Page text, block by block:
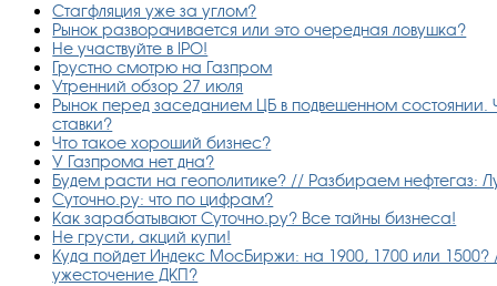
Стагфляция уже за углом?
Рынок разворачивается или это очередная ловушка?
Не участвуйте в IPO!
Грустно смотрю на Газпром
Утренний обзор 27 июля
Рынок перед заседанием ЦБ в подвешенном
ставки?
Что такое хороший бизнес?
У Газпрома нет дна?
Будем расти на геополитике? // Разбираем нефтегаз:
Суточно.ру: что по цифрам?
Как зарабатывают Суточно.ру? Все тайны бизнеса!
Не грусти, акций купи!
Куда пойдет Индекс МосБиржи: на 1900, 1700 или
ужесточение ДКП?